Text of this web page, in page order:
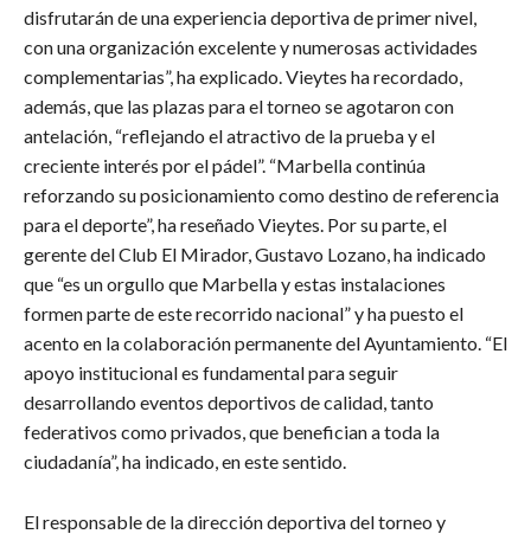
disfrutarán de una experiencia deportiva de primer nivel,
con una organización excelente y numerosas actividades
complementarias”, ha explicado. Vieytes ha recordado,
además, que las plazas para el torneo se agotaron con
antelación, “reflejando el atractivo de la prueba y el
creciente interés por el pádel”. “Marbella continúa
reforzando su posicionamiento como destino de referencia
para el deporte”, ha reseñado Vieytes. Por su parte, el
gerente del Club El Mirador, Gustavo Lozano, ha indicado
que “es un orgullo que Marbella y estas instalaciones
formen parte de este recorrido nacional” y ha puesto el
acento en la colaboración permanente del Ayuntamiento. “El
apoyo institucional es fundamental para seguir
desarrollando eventos deportivos de calidad, tanto
federativos como privados, que benefician a toda la
ciudadanía”, ha indicado, en este sentido.
El responsable de la dirección deportiva del torneo y